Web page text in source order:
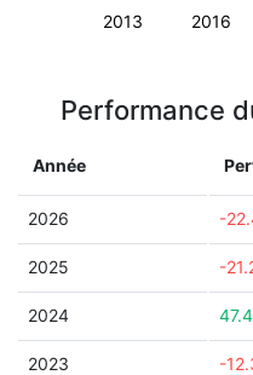
2013 2016
Performance
Année
2026 -
2025 -
2024
2023 -